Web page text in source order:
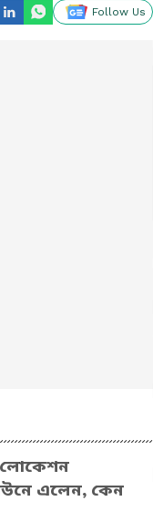
Follow Us
লোকেশন
এলেন, কেন